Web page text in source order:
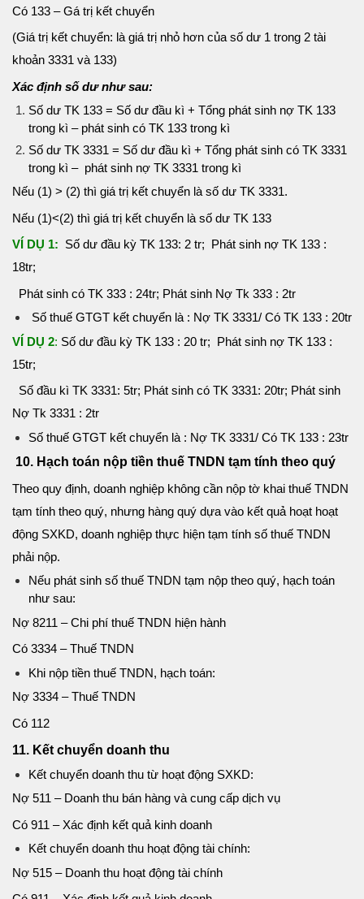
Có 133 – Gá trị kết chuyển
(Giá trị kết chuyển: là giá trị nhỏ hơn của số dư 1 trong 2 tài
khoản 3331 và 133)
Xác định số dư như sau:
Số dư TK 133 = Số dư đầu kì + Tổng phát sinh nợ TK 133
trong kì – phát sinh có TK 133 trong kì
Số dư TK 3331 = Số dư đầu kì + Tổng phát sinh có TK 3331
trong kì – phát sinh nợ TK 3331 trong kì
Nếu (1) > (2) thì giá trị kết chuyển là số dư TK 3331.
Nếu (1)<(2) thì giá trị kết chuyển là số dư TK 133
VÍ DỤ 1: Số dư đầu kỳ TK 133: 2 tr; Phát sinh nợ TK 133 :
18tr;
Phát sinh có TK 333 : 24tr; Phát sinh Nợ Tk 333 : 2tr
Số thuế GTGT kết chuyển là : Nợ TK 3331/ Có TK 133 : 20tr
VÍ DỤ 2: Số dư đầu kỳ TK 133 : 20 tr; Phát sinh nợ TK 133 :
15tr;
Số đầu kì TK 3331: 5tr; Phát sinh có TK 3331: 20tr; Phát sinh
Nợ Tk 3331 : 2tr
Số thuế GTGT kết chuyển là : Nợ TK 3331/ Có TK 133 : 23tr
10. Hạch toán nộp tiền thuế TNDN tạm tính theo quý
Theo quy định, doanh nghiệp không cần nộp tờ khai thuế TNDN
tạm tính theo quý, nhưng hàng quý dựa vào kết quả hoạt hoạt
động SXKD, doanh nghiệp thực hiện tạm tính số thuế TNDN
phải nộp.
Nếu phát sinh số thuế TNDN tạm nộp theo quý, hạch toán
như sau:
Nợ 8211 – Chi phí thuế TNDN hiện hành
Có 3334 – Thuế TNDN
Khi nộp tiền thuế TNDN, hạch toán:
Nợ 3334 – Thuế TNDN
Có 112
11. Kết chuyển doanh thu
Kết chuyển doanh thu từ hoạt động SXKD:
Nợ 511 – Doanh thu bán hàng và cung cấp dịch vụ
Có 911 – Xác định kết quả kinh doanh
Kết chuyển doanh thu hoạt động tài chính:
Nợ 515 – Doanh thu hoạt động tài chính